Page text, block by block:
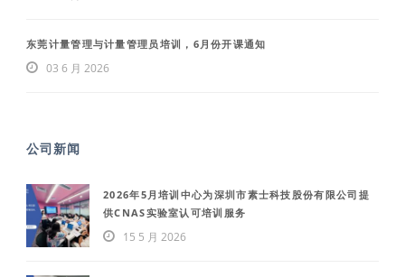
东莞计量管理与计量管理员培训，6月份开课通知
03 6 月 2026
公司新闻
2026年5月培训中心为深圳市素士科技股份有限公司提
供CNAS实验室认可培训服务
15 5 月 2026